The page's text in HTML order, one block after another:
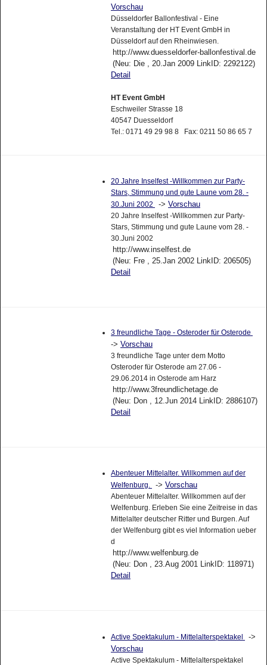
Vorschau
Düsseldorfer Ballonfestival - Eine
Veranstaltung der HT Event GmbH in
Düsseldorf auf den Rheinwiesen.
http://www.duesseldorfer-ballonfestival.de
(Neu: Die , 20.Jan 2009 LinkID: 2292122)
Detail
HT Event GmbH
Eschweiler Strasse 18
40547 Duesseldorf
Tel.: 0171 49 29 98 8 Fax: 0211 50 86 65 7
20 Jahre Inselfest -Willkommen zur Party-
Stars, Stimmung und gute Laune vom 28. -
30.Juni 2002
-> Vorschau
20 Jahre Inselfest -Willkommen zur Party-
Stars, Stimmung und gute Laune vom 28. -
30.Juni 2002
http://www.inselfest.de
(Neu: Fre , 25.Jan 2002 LinkID: 206505)
Detail
3 freundliche Tage - Osteroder für Osterode
-> Vorschau
3 freundliche Tage unter dem Motto
Osteroder für Osterode am 27.06 -
29.06.2014 in Osterode am Harz
http://www.3freundlichetage.de
(Neu: Don , 12.Jun 2014 LinkID: 2886107)
Detail
Abenteuer Mittelalter. Willkommen auf der
Welfenburg.
-> Vorschau
Abenteuer Mittelalter. Willkommen auf der
Welfenburg. Erleben Sie eine Zeitreise in das
Mittelalter deutscher Ritter und Burgen. Auf
der Welfenburg gibt es viel Information ueber
d
http://www.welfenburg.de
(Neu: Don , 23.Aug 2001 LinkID: 118971)
Detail
Active Spektakulum - Mittelalterspektakel
->
Vorschau
Active Spektakulum - Mittelalterspektakel